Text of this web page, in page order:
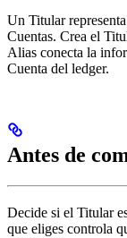
Un Titular
Cuentas. Crea el
Alias conecta la
Cuenta del ledger.
Antes de
Decide si el Titular
que eliges controla